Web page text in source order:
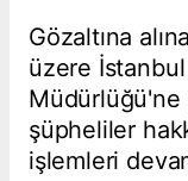
Gözaltına
üzere
Müdürlüğü'ne
şüpheliler
işlemleri